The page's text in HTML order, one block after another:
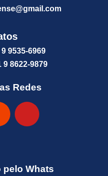
ail.com
9535-6969
9 8622-9879
Redes
pelo Whats